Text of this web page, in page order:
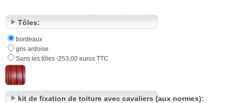
Tôles:
bordeaux
gris ardoise
Sans les tôles -253,00 euros TTC
kit de fixation de toiture avec cavaliers (aux normes):